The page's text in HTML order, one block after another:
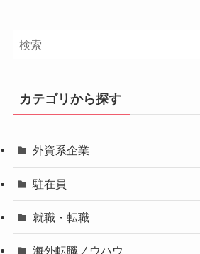
カテゴリから探す
外資系企業
駐在員
就職・転職
海外転職ノウハウ